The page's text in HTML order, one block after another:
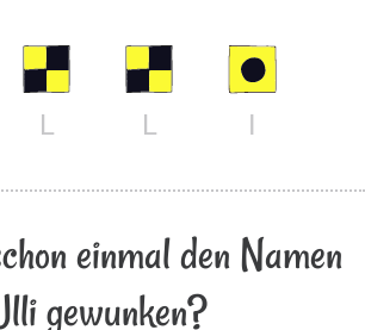
L L I
einmal den Namen
gewunken?